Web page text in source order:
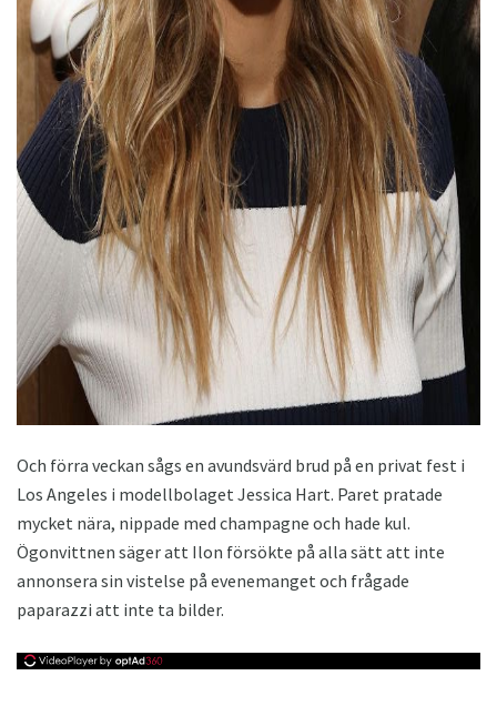
ad
Och förra veckan sågs en avundsvärd brud på en privat fest i
Los Angeles i modellbolaget Jessica Hart. Paret pratade
mycket nära, nippade med champagne och hade kul.
Ögonvittnen säger att Ilon försökte på alla sätt att inte
annonsera sin vistelse på evenemanget och frågade
paparazzi att inte ta bilder.